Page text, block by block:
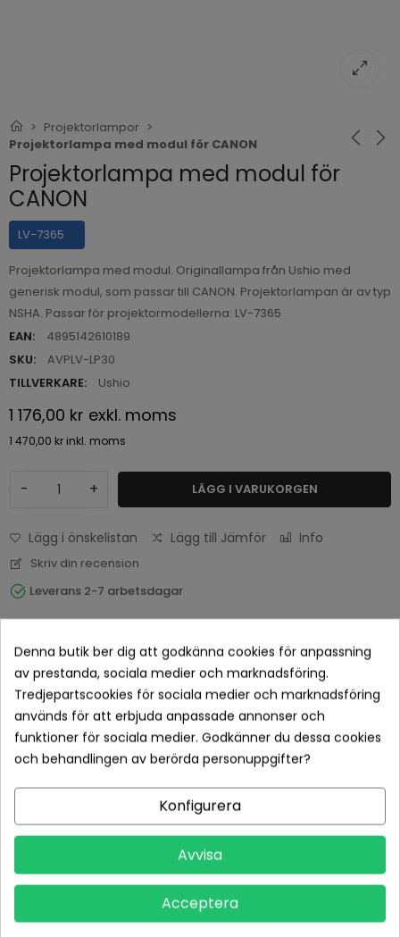
Projektorlampor
Projektorlampa med modul för CANON
Projektorlampa med modul för
CANON
LV-7365
Projektorlampa med modul. Originallampa från Ushio med
generisk modul, som passar till CANON. Projektorlampan är av typ
NSHA. Passar för projektormodellerna: LV-7365
EAN:
4895142610189
SKU:
AVPLV-LP30
TILLVERKARE:
Ushio
1 176,00 kr exkl. moms
1 470,00 kr inkl. moms
- + LÄGG I VARUKORGEN
Lägg i önskelistan Lägg till Jämför Info
Skriv din recension
Leverans 2-7 arbetsdagar
Leveranstid normalt 1-2 dagar med spårbar frakt
Returvillkor 14 dagars öppet köp (se köpvillkor)
Denna butik ber dig att godkänna cookies för anpassning
av prestanda, sociala medier och marknadsföring.
Tredjepartscookies för sociala medier och marknadsföring
används för att erbjuda anpassade annonser och
funktioner för sociala medier. Godkänner du dessa cookies
och behandlingen av berörda personuppgifter?
Konfigurera
Avvisa
Acceptera